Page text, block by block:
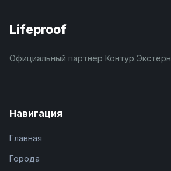
Lifeproof
Официальный партнёр Контур.Экстерн
Навигация
Главная
Города